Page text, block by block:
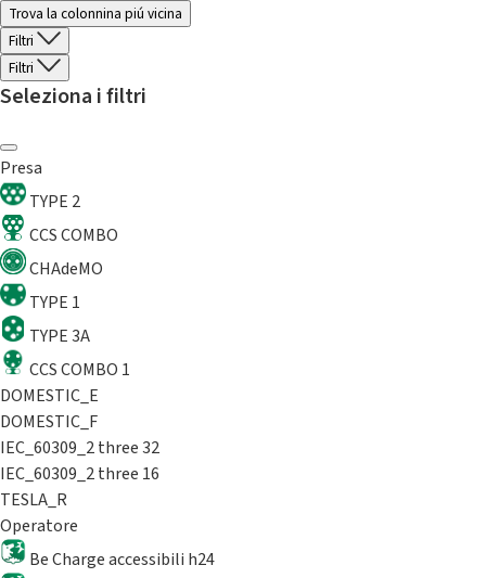
Trova la colonnina piú vicina
Filtri
Filtri
Seleziona i filtri
Presa
TYPE 2
CCS COMBO
CHAdeMO
TYPE 1
TYPE 3A
CCS COMBO 1
DOMESTIC_E
DOMESTIC_F
IEC_60309_2 three 32
IEC_60309_2 three 16
TESLA_R
Operatore
Be Charge accessibili h24